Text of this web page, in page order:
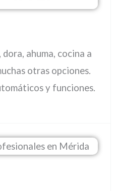
ahuma, cocina a
otras opciones.
y funciones.